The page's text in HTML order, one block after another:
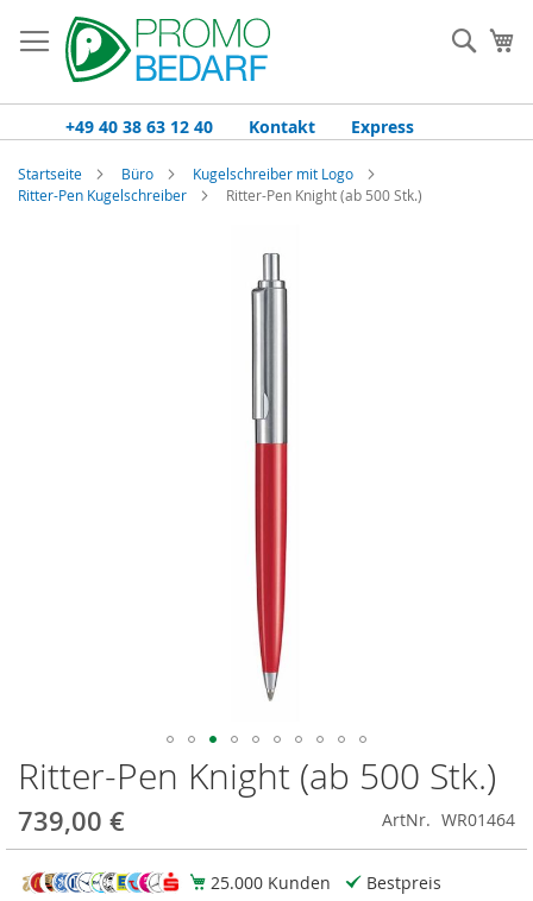
Inhalt
springen
+49 40 38 63 12 40 Kontakt Express
Startseite Büro
Kugelschreiber mit Logo
Ritter-Pen Kugelschreiber
Ritter-Pen Knight (ab 500 Stk.)
Ritter-Pen Knight (ab 500 Stk.)
739,00 € ArtNr. WR01464
25.000 Kunden
Bestpreis
Zum
Anfang
der
Bildgalerie